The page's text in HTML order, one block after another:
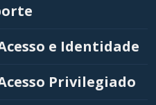
e Identidade
Privilegiado